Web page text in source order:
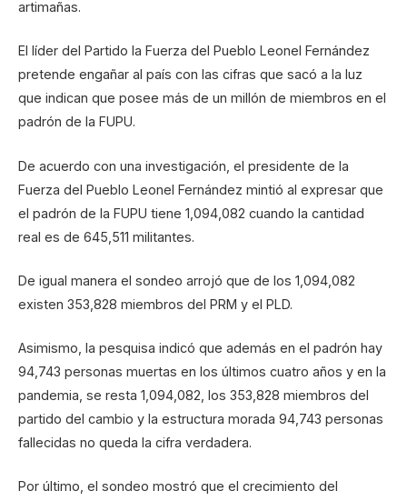
artimañas.
El líder del Partido la Fuerza del Pueblo Leonel Fernández
pretende engañar al país con las cifras que sacó a la luz
que indican que posee más de un millón de miembros en el
padrón de la FUPU.
De acuerdo con una investigación, el presidente de la
Fuerza del Pueblo Leonel Fernández mintió al expresar que
el padrón de la FUPU tiene 1,094,082 cuando la cantidad
real es de 645,511 militantes.
De igual manera el sondeo arrojó que de los 1,094,082
existen 353,828 miembros del PRM y el PLD.
Asimismo, la pesquisa indicó que además en el padrón hay
94,743 personas muertas en los últimos cuatro años y en la
pandemia, se resta 1,094,082, los 353,828 miembros del
partido del cambio y la estructura morada 94,743 personas
fallecidas no queda la cifra verdadera.
Por último, el sondeo mostró que el crecimiento del